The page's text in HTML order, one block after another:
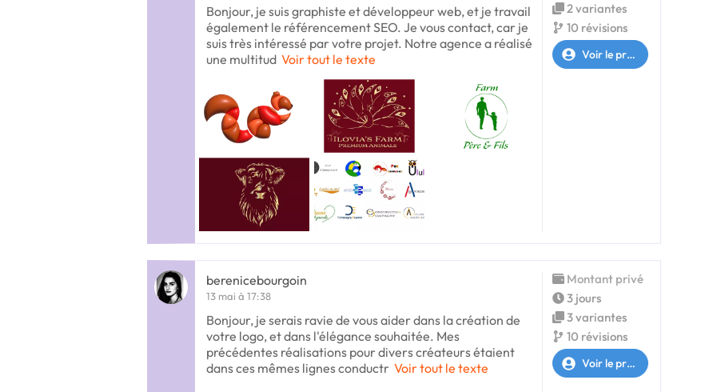
Bonjour, je suis graphiste et développeur web, et je travail
également le référencement SEO. Je vous contact, car je
suis très intéressé par votre projet. Notre agence a réalisé
une multitud Voir tout le texte
2 variantes
10 révisions
Voir le profil
berenicebourgoin
13 mai à 17:38
Bonjour, je serais ravie de vous aider dans la création de
votre logo, et dans l'élégance souhaitée. Mes
précédentes réalisations pour divers créateurs étaient
dans ces mêmes lignes conductr Voir tout le texte
Montant privé
3 jours
3 variantes
10 révisions
Voir le profil